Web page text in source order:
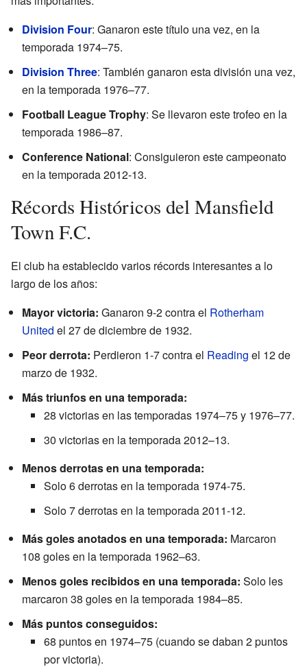
Division Four: Ganaron este título una vez, en la
temporada 1974–75.
Division Three: También ganaron esta división una vez,
en la temporada 1976–77.
Football League Trophy: Se llevaron este trofeo en la
temporada 1986–87.
Conference National: Consiguieron este campeonato
en la temporada 2012-13.
Récords Históricos del Mansfield
Town F.C.
El club ha establecido varios récords interesantes a lo
largo de los años:
Mayor victoria: Ganaron 9-2 contra el Rotherham
United el 27 de diciembre de 1932.
Peor derrota: Perdieron 1-7 contra el Reading el 12 de
marzo de 1932.
Más triunfos en una temporada:
28 victorias en las temporadas 1974–75 y 1976–77.
30 victorias en la temporada 2012–13.
Menos derrotas en una temporada:
Solo 6 derrotas en la temporada 1974-75.
Solo 7 derrotas en la temporada 2011-12.
Más goles anotados en una temporada: Marcaron
108 goles en la temporada 1962–63.
Menos goles recibidos en una temporada: Solo les
marcaron 38 goles en la temporada 1984–85.
Más puntos conseguidos:
68 puntos en 1974–75 (cuando se daban 2 puntos
por victoria).